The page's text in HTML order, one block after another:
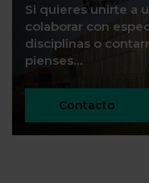
Si quieres unirte a
colaborar con
disciplinas o
pienses…
Contacto